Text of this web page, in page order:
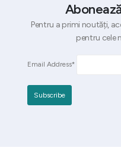
Pentru a primi noutăți,
pentru cele
Email Address*